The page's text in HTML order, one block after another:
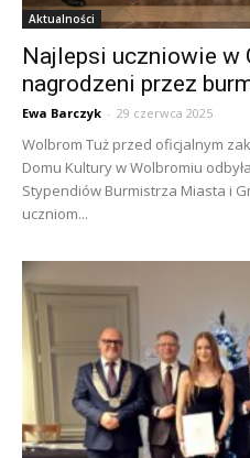
Aktualności
Najlepsi uczniowie w
nagrodzeni przez
Ewa Barczyk - 29 czerwca 2025
Wolbrom Tuż przed oficjalnym
Domu Kultury w Wolbromiu
Stypendiów Burmistrza Miasta i
uczniom...